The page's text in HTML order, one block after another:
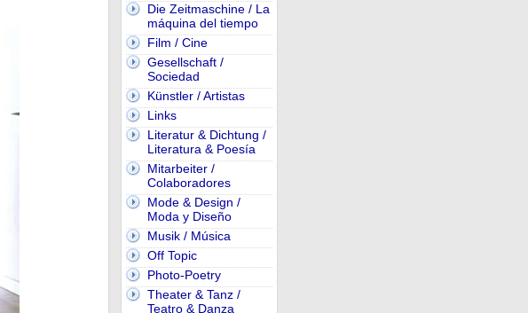
Die Zeitmaschine / La
máquina del tiempo
Film / Cine
Gesellschaft /
Sociedad
Künstler / Artistas
Links
Literatur & Dichtung /
Literatura & Poesía
Mitarbeiter /
Colaboradores
Mode & Design /
Moda y Diseño
Musik / Música
Off Topic
Photo-Poetry
Theater & Tanz /
Teatro & Danza